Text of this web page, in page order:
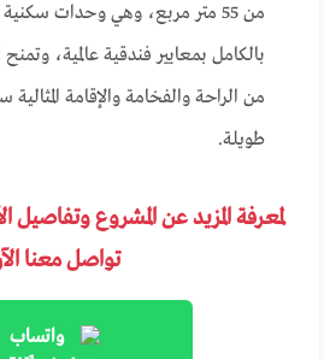
من 55 متر مربع، وهي وحدات
بالكامل بمعايير فندقية عالمية،
من الراحة والفخامة والإقامة
طويلة.
لمعرفة المزيد عن المشروع وتفاصيل
تواصل معنا
واتساب